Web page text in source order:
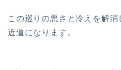
この巡りの悪さと冷えを解
近道になります。